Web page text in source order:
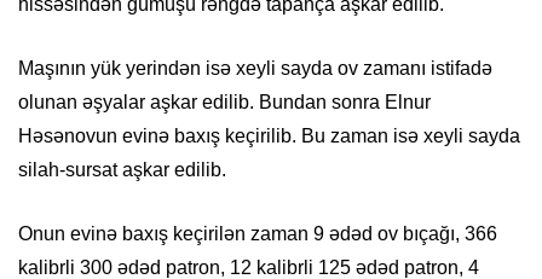
hissəsindən gümüşü rəngdə tapança aşkar edilib.
Maşının yük yerindən isə xeyli sayda ov zamanı istifadə
olunan əşyalar aşkar edilib. Bundan sonra Elnur
Həsənovun evinə baxış keçirilib. Bu zaman isə xeyli sayda
silah-sursat aşkar edilib.
Onun evinə baxış keçirilən zaman 9 ədəd ov bıçağı, 366
kalibrli 300 ədəd patron, 12 kalibrli 125 ədəd patron, 4